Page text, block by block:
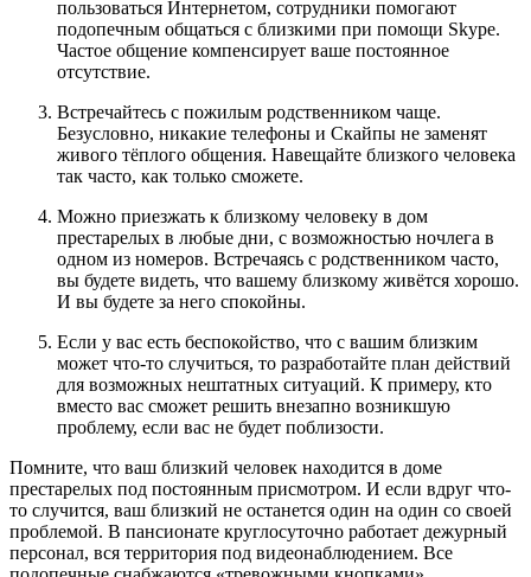
пользоваться Интернетом, сотрудники помогают
подопечным общаться с близкими при помощи Skype.
Частое общение компенсирует ваше постоянное
отсутствие.
Встречайтесь с пожилым родственником чаще.
Безусловно, никакие телефоны и Скайпы не заменят
живого тёплого общения. Навещайте близкого человека
так часто, как только сможете.
Можно приезжать к близкому человеку в дом
престарелых в любые дни, с возможностью ночлега в
одном из номеров. Встречаясь с родственником часто,
вы будете видеть, что вашему близкому живётся хорошо.
И вы будете за него спокойны.
Если у вас есть беспокойство, что с вашим близким
может что-то случиться, то разработайте план действий
для возможных нештатных ситуаций. К примеру, кто
вместо вас сможет решить внезапно возникшую
проблему, если вас не будет поблизости.
Помните, что ваш близкий человек находится в доме
престарелых под постоянным присмотром. И если вдруг что-
то случится, ваш близкий не останется один на один со своей
проблемой. В пансионате круглосуточно работает дежурный
персонал, вся территория под видеонаблюдением. Все